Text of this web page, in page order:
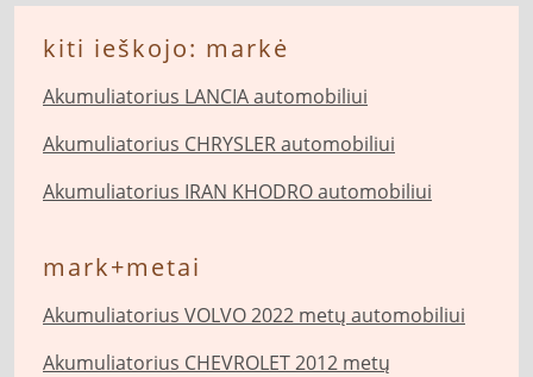
kiti ieškojo: markė
Akumuliatorius LANCIA automobiliui
Akumuliatorius CHRYSLER automobiliui
Akumuliatorius IRAN KHODRO automobiliui
mark+metai
Akumuliatorius VOLVO 2022 metų automobiliui
Akumuliatorius CHEVROLET 2012 metų